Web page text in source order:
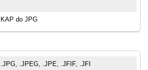
KAP do JPG
.JPG, .JPEG, .JPE, .JFIF, .JFI